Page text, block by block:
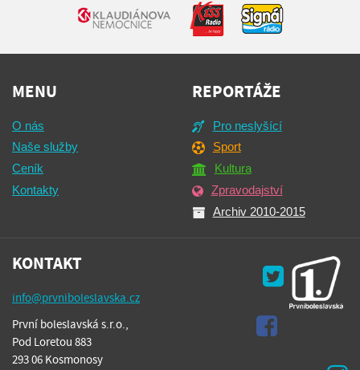
MENU
O nás
Naše služby
Ceník
Kontakty
REPORTÁŽE
Pro neslyšící
Sport
Kultura
Zpravodajství
Archiv 2010-2015
KONTAKT
info@prvniboleslavska.cz
První boleslavská s.r.o.,
Pod Loretou 883
293 06 Kosmonosy